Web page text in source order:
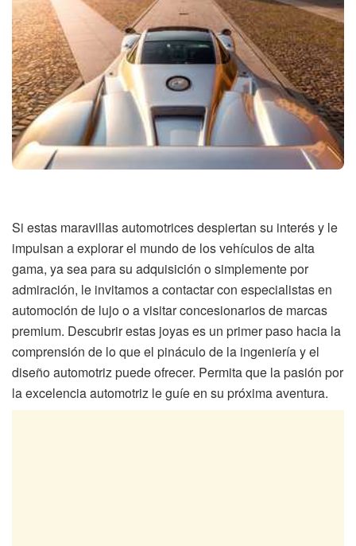
Si estas maravillas automotrices despiertan su interés y le
impulsan a explorar el mundo de los vehículos de alta
gama, ya sea para su adquisición o simplemente por
admiración, le invitamos a contactar con especialistas en
automoción de lujo o a visitar concesionarios de marcas
premium. Descubrir estas joyas es un primer paso hacia la
comprensión de lo que el pináculo de la ingeniería y el
diseño automotriz puede ofrecer. Permita que la pasión por
la excelencia automotriz le guíe en su próxima aventura.